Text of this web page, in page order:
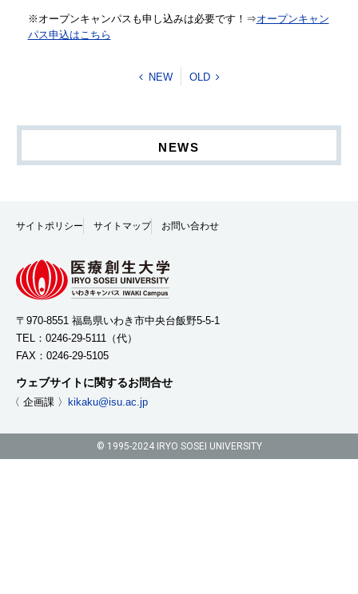
※オープンキャンパスも申し込みは必要です！⇒オープンキャン
パス申込はこちら
NEW OLD
NEWS
サイトポリシー サイトマップ お問い合わせ
〒970-8551 福島県いわき市中央台飯野5-5-1
TEL： 0246-29-5111 （代）
FAX：0246-29-5105
ウェブサイトに関するお問合せ
〈 企画課 〉 kikaku@isu.ac.jp
© 1995-2024 IRYO SOSEI UNIVERSITY